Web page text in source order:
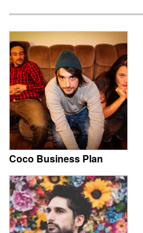
Coco Business Plan